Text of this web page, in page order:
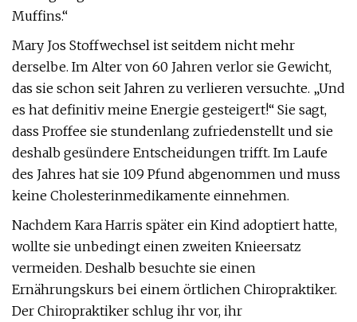
Muffins.“
Mary Jos Stoffwechsel ist seitdem nicht mehr
derselbe. Im Alter von 60 Jahren verlor sie Gewicht,
das sie schon seit Jahren zu verlieren versuchte. „Und
es hat definitiv meine Energie gesteigert!“ Sie sagt,
dass Proffee sie stundenlang zufriedenstellt und sie
deshalb gesündere Entscheidungen trifft. Im Laufe
des Jahres hat sie 109 Pfund abgenommen und muss
keine Cholesterinmedikamente einnehmen.
Nachdem Kara Harris später ein Kind adoptiert hatte,
wollte sie unbedingt einen zweiten Knieersatz
vermeiden. Deshalb besuchte sie einen
Ernährungskurs bei einem örtlichen Chiropraktiker.
Der Chiropraktiker schlug ihr vor, ihr